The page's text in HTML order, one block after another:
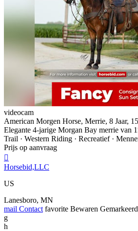
videocam
American Morgen Horse, Merrie, 8 Jaar,
Elegante 4-jarige Morgan Bay merrie van
Trail · Western Riding · Recreatief ·
Prijs op aanvraag

Horsebid,LLC
US
Lanesboro, MN
mail Contact favorite Bewaren Gemarkeerd
g
h